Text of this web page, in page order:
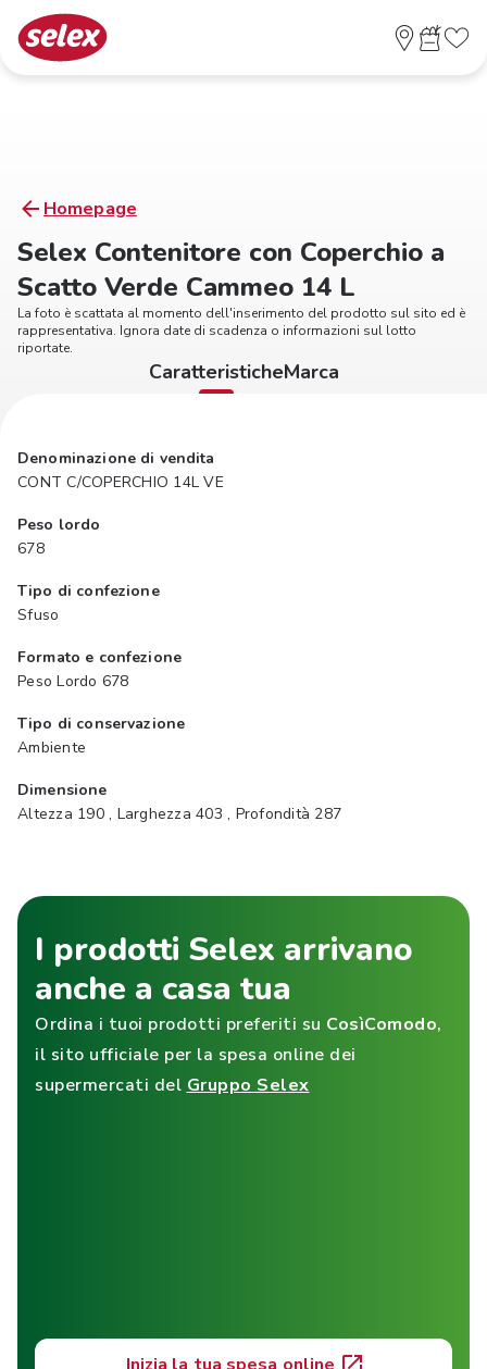
Homepage
Selex Contenitore con Coperchio a
Scatto Verde Cammeo 14 L
La foto è scattata al momento dell'inserimento del prodotto sul sito ed è
rappresentativa. Ignora date di scadenza o informazioni sul lotto
riportate.
CaratteristicheMarca
Denominazione di vendita
CONT C/COPERCHIO 14L VE
Peso lordo
678
Tipo di confezione
Sfuso
Formato e confezione
Peso Lordo 678
Tipo di conservazione
Ambiente
Dimensione
Altezza 190 , Larghezza 403 , Profondità 287
I prodotti Selex arrivano
anche a casa tua
Ordina i tuoi prodotti preferiti su CosìComodo,
il sito ufficiale per la spesa online dei
supermercati del Gruppo Selex